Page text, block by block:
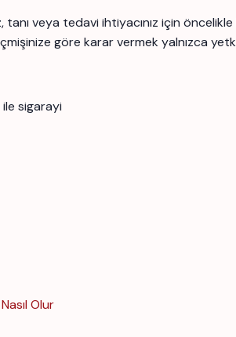
tanı veya tedavi ihtiyacınız için
göre karar vermek yalnızca
sigarayi
Olur